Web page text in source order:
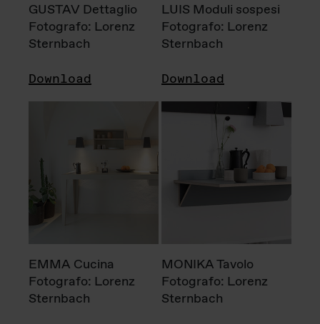
GUSTAV Dettaglio
Fotografo: Lorenz
Sternbach
Download
LUIS Moduli sospesi
Fotografo: Lorenz
Sternbach
Download
EMMA Cucina
Fotografo: Lorenz
Sternbach
MONIKA Tavolo
Fotografo: Lorenz
Sternbach